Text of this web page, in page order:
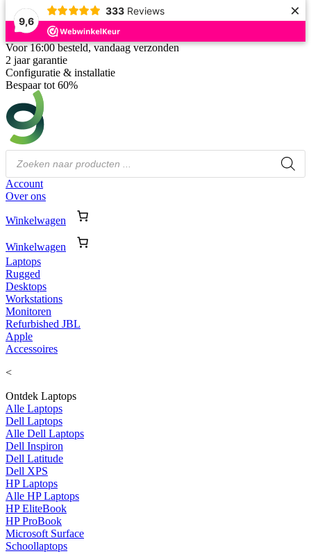
9,6
333 Reviews ×
Voor 16:00 besteld, vandaag verzonden
2 jaar garantie
Configuratie & installatie
Bespaar tot 60%
Producten
zoeken
Account
Over ons
Winkelwagen
Winkelwagen
Laptops
Rugged
Desktops
Workstations
Monitoren
Refurbished JBL
Apple
Accessoires
<
Ontdek Laptops
Alle Laptops
Dell Laptops
Alle Dell Laptops
Dell Inspiron
Dell Latitude
Dell XPS
HP Laptops
Alle HP Laptops
HP EliteBook
HP ProBook
Microsoft Surface
Schoollaptops